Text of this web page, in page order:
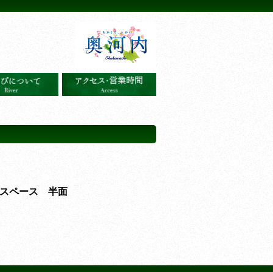
ペース 半面